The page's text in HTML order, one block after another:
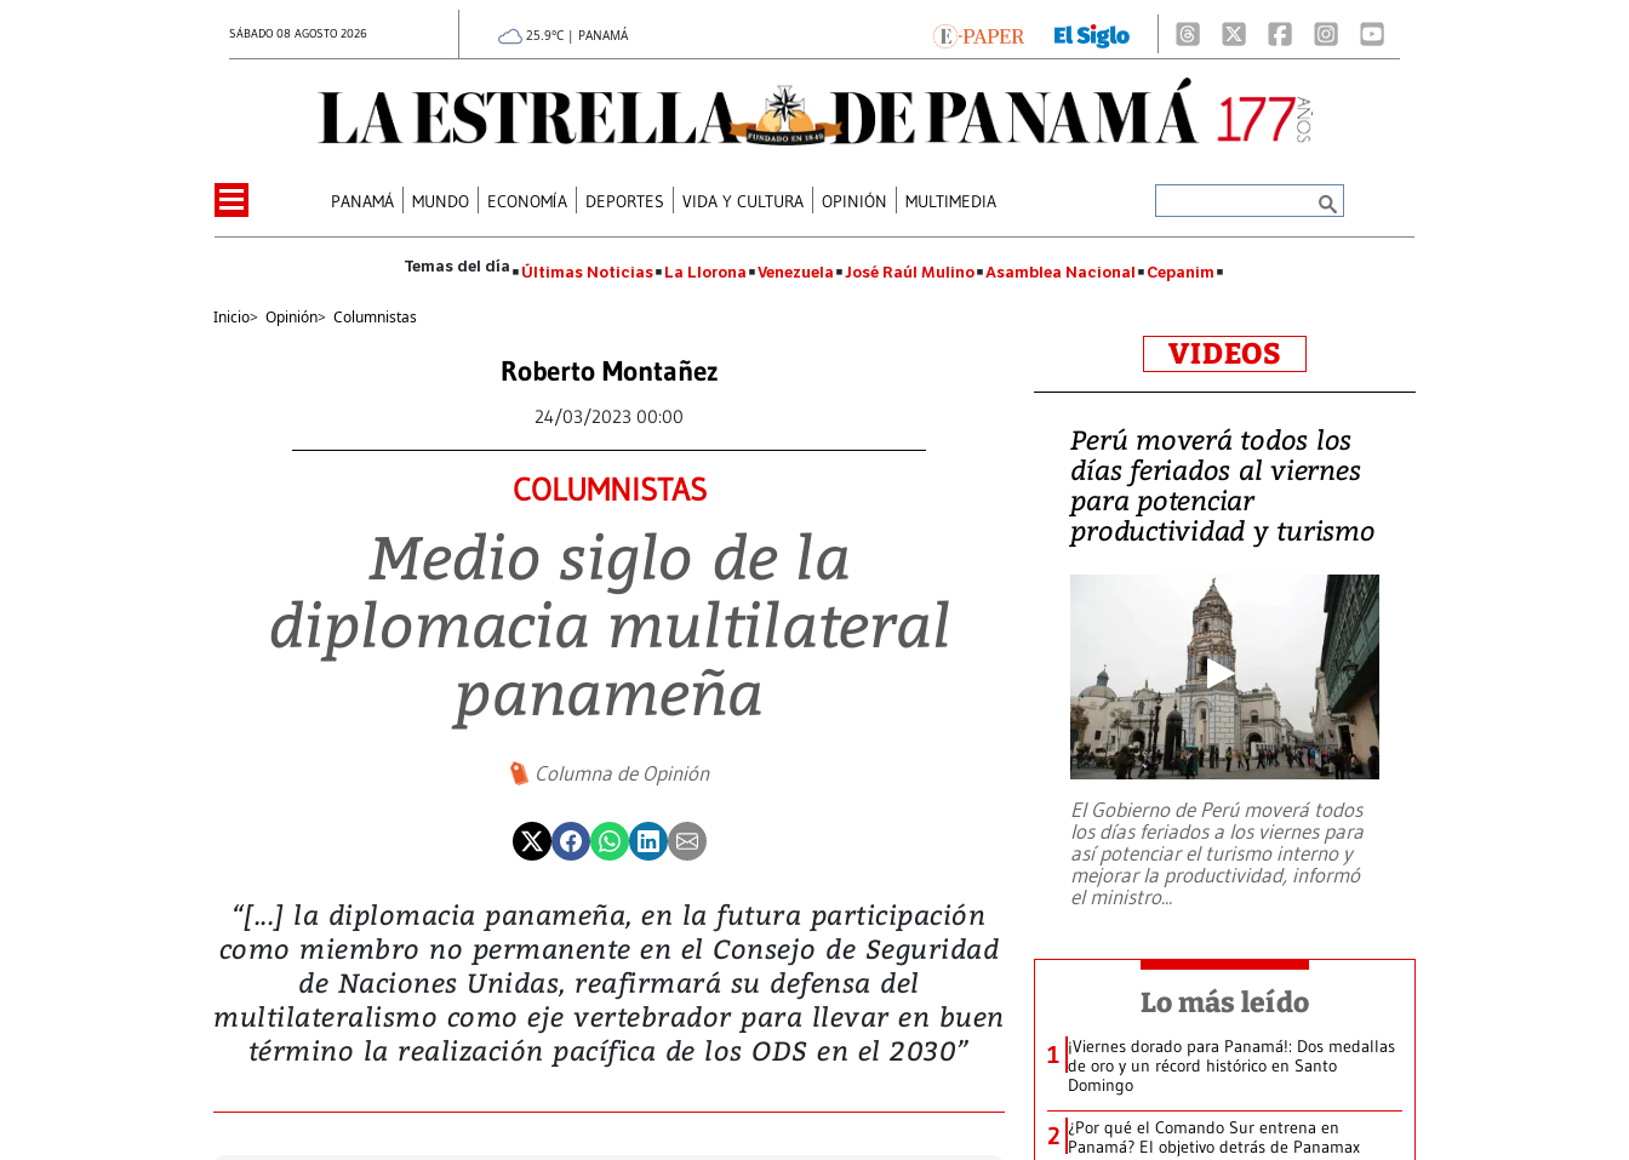
SÁBADO 08 AGOSTO 2026 25.9°C | PANAMÁ
PANAMÁ MUNDO ECONOMÍA DEPORTES VIDA Y CULTURA OPINIÓN MULTIMEDIA
Últimas Noticias La Llorona Venezuela José Raúl Mulino Asamblea Nacional Cepanim
Inicio> Opinión> Columnistas
Roberto Montañez
24/03/2023 00:00
COLUMNISTAS
Medio siglo de la
diplomacia multilateral
panameña
Columna de Opinión
“[...] la diplomacia panameña, en la futura participación
como miembro no permanente en el Consejo de Seguridad
de Naciones Unidas, reafirmará su defensa del
multilateralismo como eje vertebrador para llevar en buen
término la realización pacífica de los ODS en el 2030”
VIDEOS
Perú moverá todos los
días feriados al viernes
para potenciar
productividad y turismo
El Gobierno de Perú moverá todos
los días feriados a los viernes para
así potenciar el turismo interno y
mejorar la productividad, informó
el ministro...
Lo más leído
1 ¡Viernes dorado para Panamá!: Dos medallas
de oro y un récord histórico en Santo
Domingo
2 ¿Por qué el Comando Sur entrena en
Panamá? El objetivo detrás de Panamax